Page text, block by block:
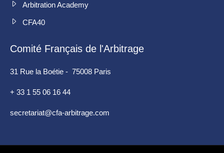
Arbitration Academy
CFA40
Comité Français de l'Arbitrage
31 Rue la Boétie - 75008 Paris
+ 33 1 55 06 16 44
secretariat@cfa-arbitrage.com